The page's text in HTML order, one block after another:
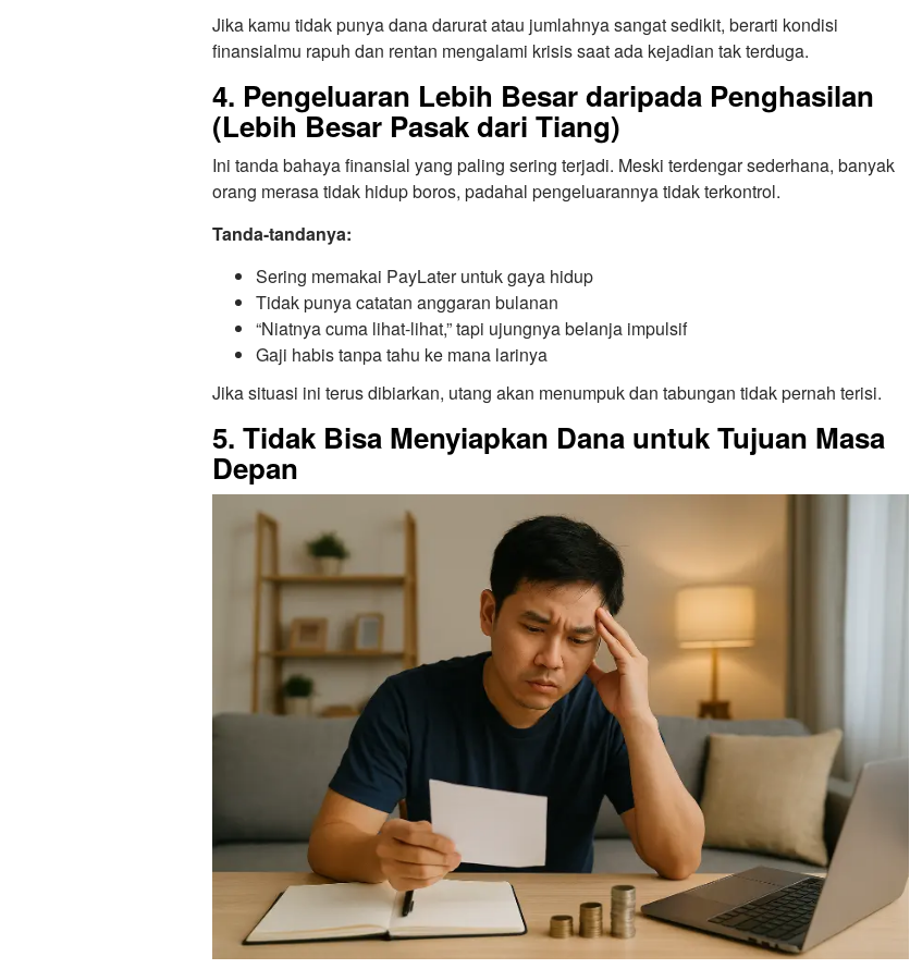
Jika kamu tidak punya dana darurat atau jumlahnya sangat sedikit, berarti kondisi
finansialmu rapuh dan rentan mengalami krisis saat ada kejadian tak terduga.
4. Pengeluaran Lebih Besar daripada Penghasilan
(Lebih Besar Pasak dari Tiang)
Ini tanda bahaya finansial yang paling sering terjadi. Meski terdengar sederhana, banyak
orang merasa tidak hidup boros, padahal pengeluarannya tidak terkontrol.
Tanda-tandanya:
Sering memakai PayLater untuk gaya hidup
Tidak punya catatan anggaran bulanan
“Niatnya cuma lihat-lihat,” tapi ujungnya belanja impulsif
Gaji habis tanpa tahu ke mana larinya
Jika situasi ini terus dibiarkan, utang akan menumpuk dan tabungan tidak pernah terisi.
5. Tidak Bisa Menyiapkan Dana untuk Tujuan Masa
Depan